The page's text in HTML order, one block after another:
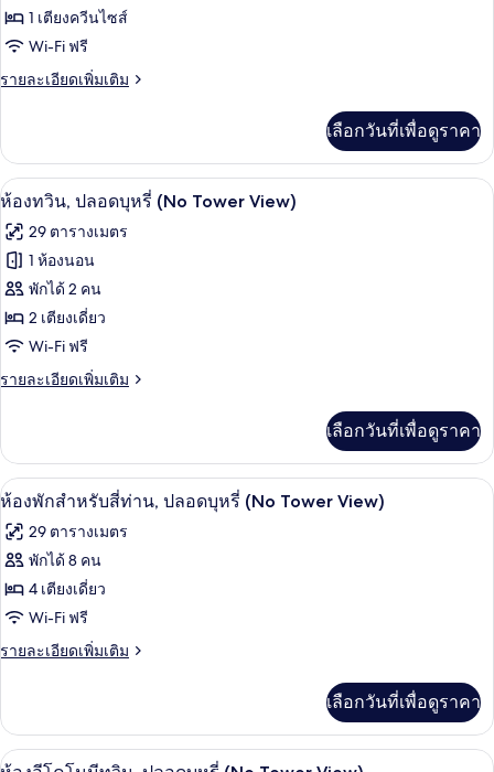
Tower
View)
ของ
ห้อง
ดับเบิล,
บุหรี่
(No
Tower
View)
1 เตียงควีนไซส์
Wi-Fi ฟรี
รายละเอียดเพิ่มเติม
ราย
เกี่ยว
กับ
ห้อง
ปลอด
บุหรี่
(No
Tower
View)
เลือกวันที่เพื่อดูราคา
เปิด
ภาพถ่าย
ทั้งหมด
ของ
ห้อง
ทวิน,
ปลอด
(No
Tower
View)
ห้องทวิน, ปลอดบุหรี่ (No Tower
3
ห้องทวิน, ปลอดบุหรี่ (No Tower View)
29 ตารางเมตร
1 ห้องนอน
พักได้ 2 คน
2 เตียงเดี่ยว
Wi-Fi ฟรี
รายละเอียดเพิ่มเติม
ราย
เกี่ยว
กับ
ห้อง
น,
ปลอด
(No
Tower
เลือกวันที่เพื่อดูราคา
เปิด
ภาพถ่าย
ทั้งหมด
ของ
ห้อง
พัก
สี่
ท่าน,
ห้องพักสำหรับสี่ท่าน, ปลอดบุหรี่ (No
4
ห้องพักสำหรับสี่ท่าน, ปลอดบุหรี่ (No Tower View)
29 ตารางเมตร
พักได้ 8 คน
4 เตียงเดี่ยว
Wi-Fi ฟรี
รายละเอียดเพิ่มเติม
ราย
เกี่ยว
กับ
เลือกวันที่เพื่อดูราคา
เปิด ห้องอีโคโนมีทวิน, ปลอดบุหรี่ (No